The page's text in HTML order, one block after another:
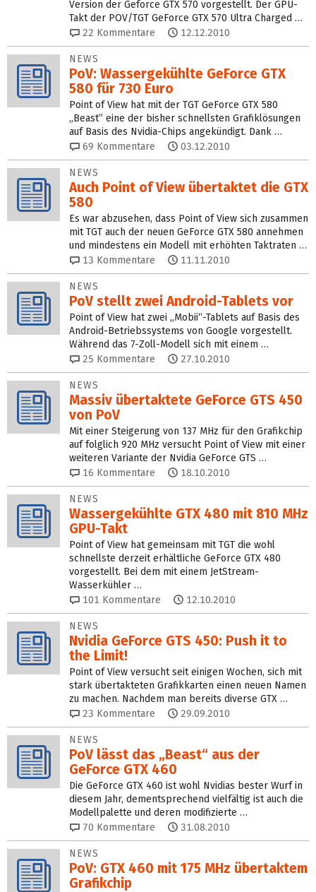
Version der Geforce GTX 570 vorgestellt. Der GPU-
Takt der POV/TGT GeForce GTX 570 Ultra Charged …
22 Kommentare 12.12.2010
NEWS
PoV: Wassergekühlte GeForce GTX
580 für 730 Euro
Point of View hat mit der TGT GeForce GTX 580
„Beast” eine der bisher schnellsten Grafiklösungen
auf Basis des Nvidia-Chips angekündigt. Dank …
69 Kommentare 03.12.2010
NEWS
Auch Point of View übertaktet die GTX
580
Es war abzusehen, dass Point of View sich zusammen
mit TGT auch der neuen GeForce GTX 580 annehmen
und mindestens ein Modell mit erhöhten Taktraten …
13 Kommentare 11.11.2010
NEWS
PoV stellt zwei Android-Tablets vor
Point of View hat zwei „Mobii“-Tablets auf Basis des
Android-Betriebssystems von Google vorgestellt.
Während das 7-Zoll-Modell sich mit einem …
25 Kommentare 27.10.2010
NEWS
Massiv übertaktete GeForce GTS 450
von PoV
Mit einer Steigerung von 137 MHz für den Grafikchip
auf folglich 920 MHz versucht Point of View mit einer
weiteren Variante der Nvidia GeForce GTS …
16 Kommentare 18.10.2010
NEWS
Wassergekühlte GTX 480 mit 810 MHz
GPU-Takt
Point of View hat gemeinsam mit TGT die wohl
schnellste derzeit erhältliche GeForce GTX 480
vorgestellt. Bei dem mit einem JetStream-
Wasserkühler …
101 Kommentare 12.10.2010
NEWS
Nvidia GeForce GTS 450: Push it to
the Limit!
Point of View versucht seit einigen Wochen, sich mit
stark übertakteten Grafikkarten einen neuen Namen
zu machen. Nachdem man bereits diverse GTX …
23 Kommentare 29.09.2010
NEWS
PoV lässt das „Beast“ aus der
GeForce GTX 460
Die GeForce GTX 460 ist wohl Nvidias bester Wurf in
diesem Jahr, dementsprechend vielfältig ist auch die
Modellpalette und deren modifizierte …
70 Kommentare 31.08.2010
NEWS
PoV: GTX 460 mit 175 MHz übertaktem
Grafikchip